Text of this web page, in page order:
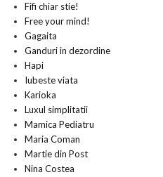
Fifi chiar stie!
Free your mind!
Gagaita
Ganduri in dezordine
Hapi
Iubeste viata
Karioka
Luxul simplitatii
Mamica Pediatru
Maria Coman
Martie din Post
Nina Costea